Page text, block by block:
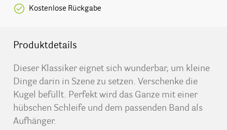
Kostenlose Rückgabe
Produktdetails
Dieser Klassiker eignet sich wunderbar, um kleine
Dinge darin in Szene zu setzen. Verschenke die
Kugel befüllt. Perfekt wird das Ganze mit einer
hübschen Schleife und dem passenden Band als
Aufhänger.